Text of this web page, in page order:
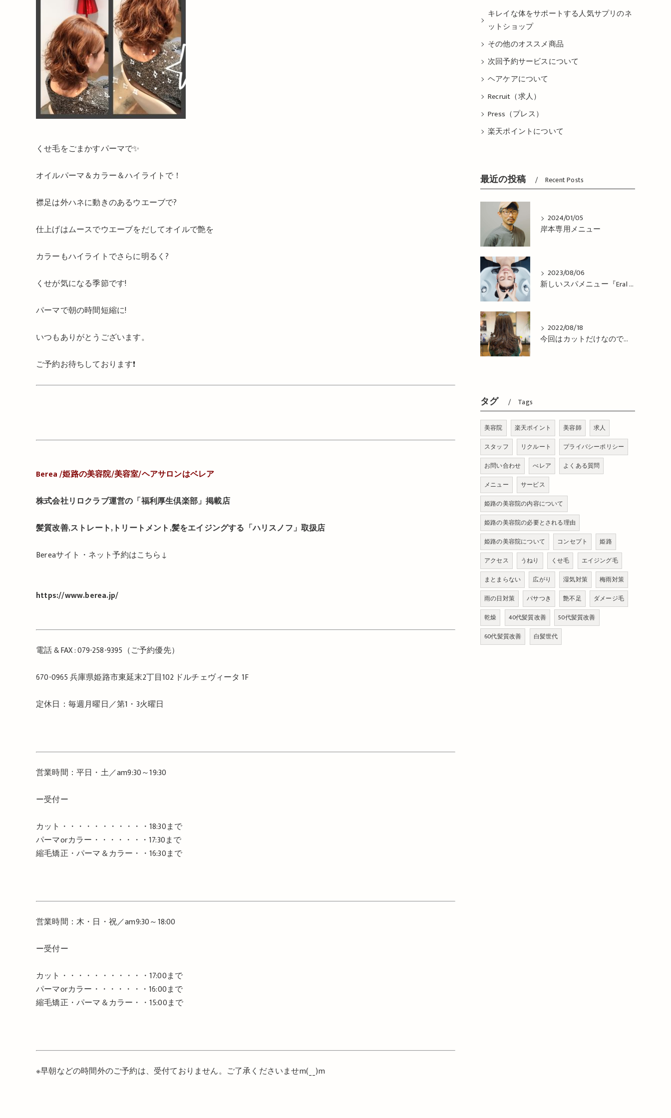
くせ毛をごまかすパーマで✨
オイルパーマ＆カラー＆ハイライトで！
襟足は外ハネに動きのあるウエーブで?
仕上げはムースでウエーブをだしてオイルで艶を
カラーもハイライトでさらに明るく?
くせが気になる季節です!
パーマで朝の時間短縮に!
いつもありがとうございます。
ご予約お待ちしております❗️
Berea /姫路の美容院/美容室/ヘアサロンはベレア
株式会社リロクラブ運営の「福利厚生倶楽部」掲載店
髪質改善,ストレート,トリートメント,髪をエイジングする「ハリスノフ」取扱店
Bereaサイト・ネット予約はこちら↓
https://www.berea.jp/
電話& FAX : 079-258-9395 （ご予約優先）
670-0965兵庫県姫路市東延末2丁目102 ドルチェヴィータ 1F
定休日：毎週月曜日／第1 ・ 3火曜日
営業時間：平日・土／am9:30～19:30
ー受付ー
カット・・・・・・・・・・・ 18:30まで
パーマorカラー・・・・・・・17:30まで
縮毛矯正・パーマ＆カラー・・ 16:30まで
営業時間：木・日・祝／am9:30～18:00
ー受付ー
カット・・・・・・・・・・・ 17:00まで
パーマorカラー・・・・・・・16:00まで
縮毛矯正・パーマ＆カラー・・ 15:00まで
※早朝などの時間外のご予約は、受付ておりません。ご了承くださいませm( )m
キレイな体をサポートする人気サプリのネ
ットショップ
その他のオススメ商品
次回予約サービスについて
ヘアケアについて
Recruit（求人）
Press（プレス）
楽天ポイントについて
最近の投稿 Recent Posts
2024/01/05
岸本専用メニュー
2023/08/06
新しいスパメニュー『Eral Head Cure』が 登場！姫路市の美容院BEREA(ベレア)はお客様のキレイを叶える美容室／ヘアサロン
2022/08/18
今回はカットだけなので、コテで巻き巻き仕上げ！姫路市の美容院BEREA(ベレア)はお客様のキレイを叶える美容室／ヘアサロン
タグ Tags
美容院 楽天ポイント 美容師
求人
スタッフ
リクルート
プライバシーポリシー
お問い合わせ
べレア
よくある質問
メニュー
サービス
姫路の美容院の内容について
姫路の美容院の必要とされる理由
姫路の美容院について
コンセプト
姫路
アクセス
うねり くせ毛
エイジング毛
まとまらない
広がり 湿気対策
梅雨対策
雨の日対策
パサつき 艶不足
ダメージ毛
乾燥
40代髪質改善
50代髪質改善
60代髪質改善
白髪世代